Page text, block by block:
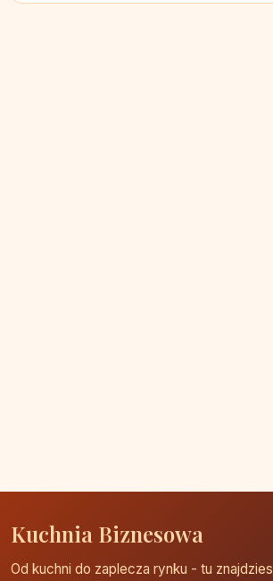
Kuchnia Biznesowa
Od kuchni do zaplecza rynku - tu